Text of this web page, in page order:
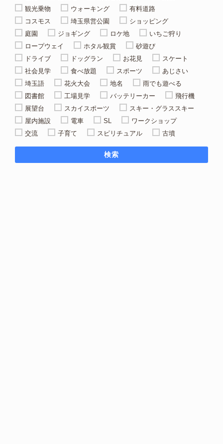
観光乗物
ウォーキング
有料道路
コスモス
埼玉県営公園
ショッピング
庭園
ジョギング ロケ地
いちご狩り
ロープウェイ
ホタル観賞
砂遊び
ドライブ
ドッグラン お花見
スケート
社会見学
食べ放題 スポーツ
あじさい
埼玉語
花火大会 地名
雨でも遊べる
図書館
工場見学 バッテリーカー
飛行機
展望台
スカイスポーツ
スキー・グラススキー
屋内施設
電車 SL
ワークショップ
交流
子育て スピリチュアル 古墳
検索